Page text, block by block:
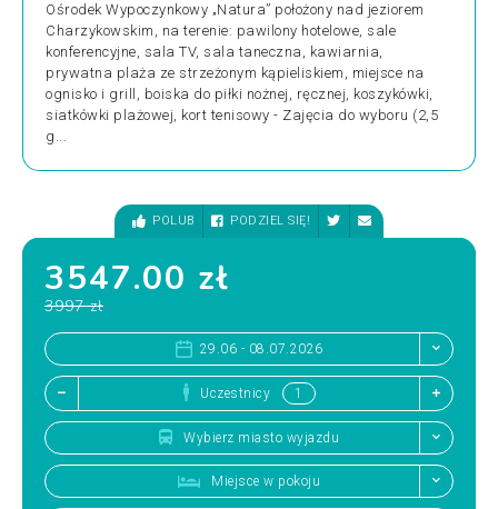
Ośrodek Wypoczynkowy „Natura” położony nad jeziorem
Charzykowskim, na terenie: pawilony hotelowe, sale
konferencyjne, sala TV, sala taneczna, kawiarnia,
prywatna plaża ze strzeżonym kąpieliskiem, miejsce na
ognisko i grill, boiska do piłki nożnej, ręcznej, koszykówki,
siatkówki plażowej, kort tenisowy - Zajęcia do wyboru (2,5
g...
POLUB PODZIEL SIĘ!
3547.00 zł
3997 zł
29.06 - 08.07.2026
Uczestnicy
Wybierz miasto wyjazdu
Miejsce w pokoju